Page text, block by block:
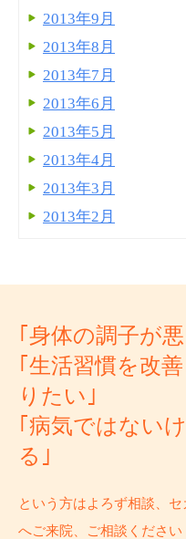
2013年9月
2013年8月
2013年7月
2013年6月
2013年5月
2013年4月
2013年3月
2013年2月
｢身体の調子が
｢生活習慣を改
りたい｣
｢病気ではない
る｣
という方はよろず相談、
へご来院、ご相談ください